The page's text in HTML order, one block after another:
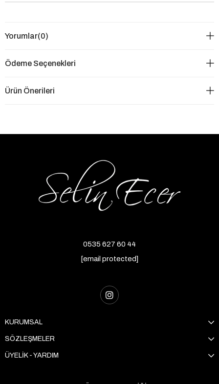
Yorumlar(0)
Ödeme Seçenekleri
Ürün Önerileri
0535 627 60 44
[email protected]
KURUMSAL
SÖZLEŞMELER
ÜYELİK - YARDIM